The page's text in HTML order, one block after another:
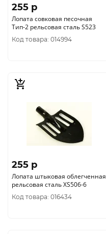
255 p
Лопата совковая песочная
Тип-2 рельсовая сталь S523
Код товара: 014994
255 p
Лопата штыковая облегченная
рельсовая сталь XS506-6
Код товара: 016434